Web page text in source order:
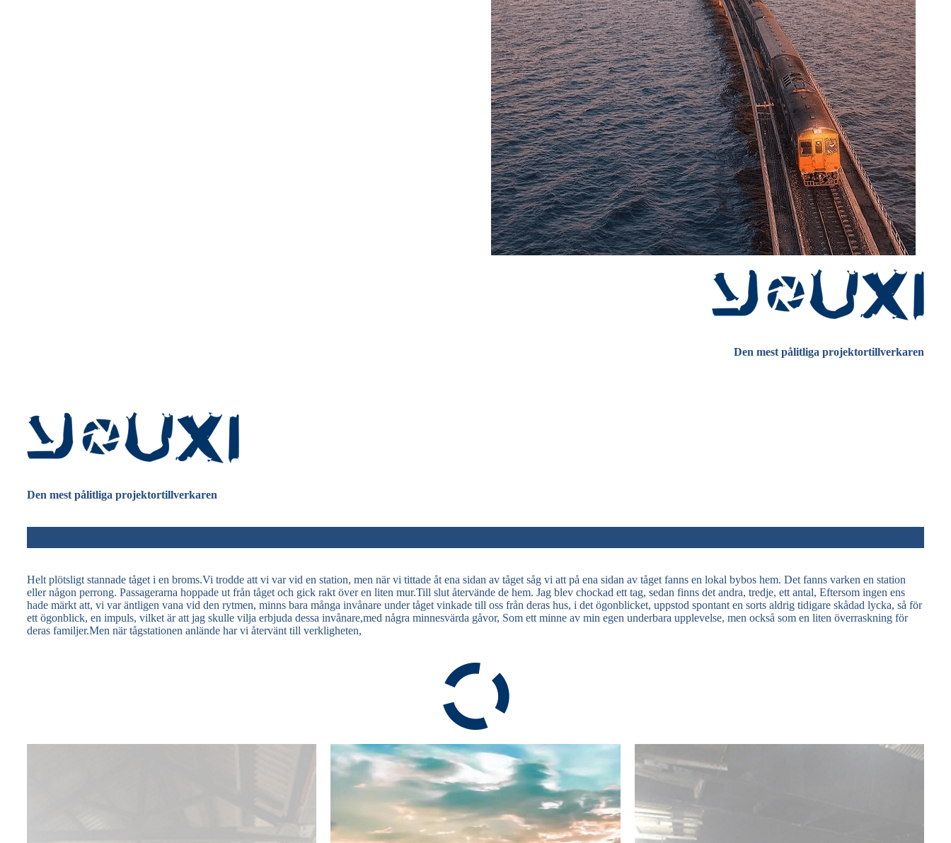
Den mest pålitliga projektortillverkaren
Den mest pålitliga projektortillverkaren
Helt plötsligt stannade tåget i en broms.Vi trodde att vi var vid en station, men när vi tittade åt ena sidan av tåget såg vi att på ena sidan av tåget fanns en lokal bybos hem. Det fanns varken en station
eller någon perrong. Passagerarna hoppade ut från tåget och gick rakt över en liten mur.Till slut återvände de hem. Jag blev chockad ett tag, sedan finns det andra, tredje, ett antal, Eftersom ingen ens
hade märkt att, vi var äntligen vana vid den rytmen, minns bara många invånare under tåget vinkade till oss från deras hus, i det ögonblicket, uppstod spontant en sorts aldrig tidigare skådad lycka, så för
ett ögonblick, en impuls, vilket är att jag skulle vilja erbjuda dessa invånare,med några minnesvärda gåvor, Som ett minne av min egen underbara upplevelse, men också som en liten överraskning för
deras familjer.Men när tågstationen anlände har vi återvänt till verkligheten,